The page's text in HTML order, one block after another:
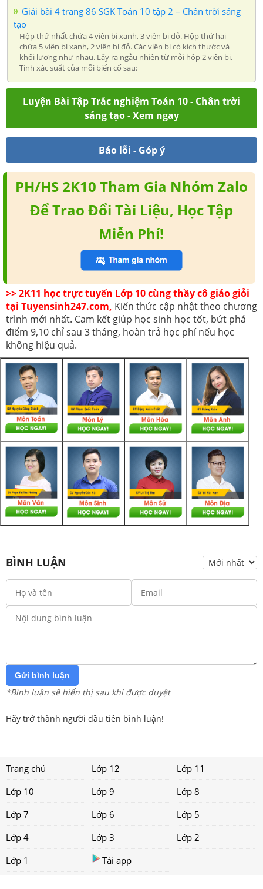
Giải bài 4 trang 86 SGK Toán 10 tập 2 – Chân trời sáng
tạo
Hộp thứ nhất chứa 4 viên bi xanh, 3 viên bi đỏ. Hộp thứ hai
chứa 5 viên bi xanh, 2 viên bi đỏ. Các viên bi có kích thước và
khối lượng như nhau. Lấy ra ngẫu nhiên từ mỗi hộp 2 viên bi.
Tính xác suất của mỗi biến cố sau:
Luyện Bài Tập Trắc nghiệm Toán 10 - Chân trời
sáng tạo - Xem ngay
Báo lỗi - Góp ý
PH/HS 2K10 Tham Gia Nhóm Zalo
Để Trao Đổi Tài Liệu, Học Tập
Miễn Phí!
>> 2K11 học trực tuyến Lớp 10 cùng thầy cô giáo giỏi
tại Tuyensinh247.com, Kiến thức cập nhật theo chương
trình mới nhất. Cam kết giúp học sinh học tốt, bứt phá
điểm 9,10 chỉ sau 3 tháng, hoàn trả học phí nếu học
không hiệu quả.
BÌNH LUẬN
Gửi bình luận
*Bình luận sẽ hiển thị sau khi được duyệt
Hãy trở thành người đầu tiên bình luận!
Trang chủ Lớp 12
Lớp 11
Lớp 10
Lớp 9
Lớp 8
Lớp 7
Lớp 6
Lớp 5
Lớp 4
Lớp 3
Lớp 2
Lớp 1
Tải app